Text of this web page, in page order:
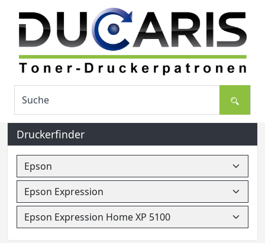
Druckerfinder